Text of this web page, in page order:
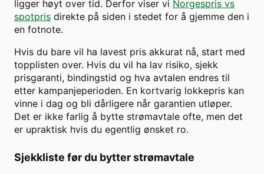
ligger høyt over tid. Derfor viser vi Norgespris vs
spotpris direkte på siden i stedet for å gjemme den i
en fotnote.
Hvis du bare vil ha lavest pris akkurat nå, start med
topplisten over. Hvis du vil ha lav risiko, sjekk
prisgaranti, bindingstid og hva avtalen endres til
etter kampanjeperioden. En kortvarig lokkepris kan
vinne i dag og bli dårligere når garantien utløper.
Det er ikke farlig å bytte strømavtale ofte, men det
er upraktisk hvis du egentlig ønsket ro.
Sjekkliste før du bytter strømavtale